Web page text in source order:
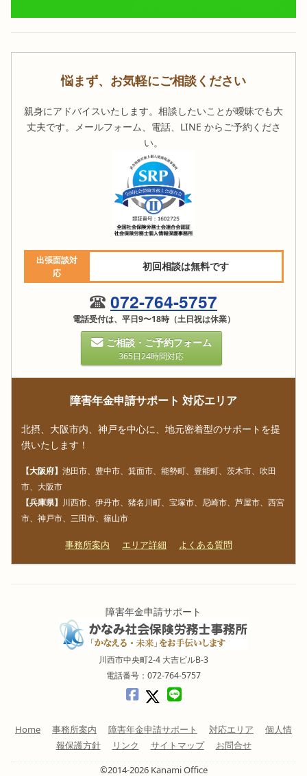
悩まず、お気軽にご相談ください
親身にアドバイスいたします。相談したいことが曖昧でも大
丈夫です。メールフォーム、電話、LINE からご予約くださ
い。
出張面談対
応
初回相談は無料です
072-764-5757
電話受付は、平日9〜18時（土日祝は休業）
ご相談・ご予約フォーム
365日24時間対応
障害年金申請サポート 対応エリア
北摂、大阪市内、神戸を中心に、地元密着型のサポートを提
供いたします！
【大阪府】 池田市、豊中市、箕面市、能勢町、豊能町、茨木市、吹田
市、大阪市
【兵庫県】 川西市、伊丹市、猪名川町、宝塚市、尼崎市、芦屋市、西宮
市、神戸市、三田市、篠山市
事務所案内 エリア詳細 よくある質問
障害年金申請サポート
川西市中央町2-4 大吉ビルB-3
電話番号：072-764-5757
Home 事務所案内 障害年金申請サポート 対応エリア
個人情
報保護方針
リンク サイトマップ
お問合せ
©2014-2026 Kanami Office